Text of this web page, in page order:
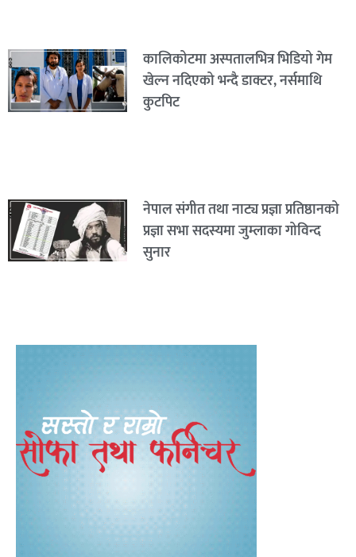
कालिकोटमा अस्पतालभित्र भिडियो गेम
खेल्न नदिएको भन्दै डाक्टर, नर्समाथि
कुटपिट
नेपाल संगीत तथा नाट्य प्रज्ञा प्रतिष्ठानको
प्रज्ञा सभा सदस्यमा जुम्लाका गोविन्द
सुनार